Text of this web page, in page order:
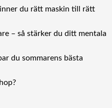
du rätt maskin till rätt
– så stärker du ditt mentala
du sommarens bästa